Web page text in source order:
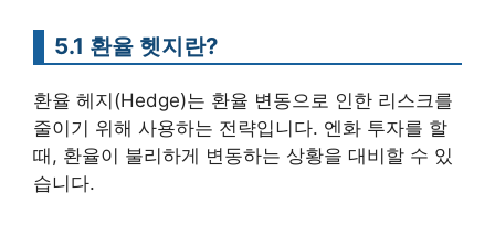
5.1 환율 헷지란?
환율 헤지(Hedge)는 환율 변동으로 인한 리스크를
줄이기 위해 사용하는 전략입니다. 엔화 투자를 할
때, 환율이 불리하게 변동하는 상황을 대비할 수 있
습니다.